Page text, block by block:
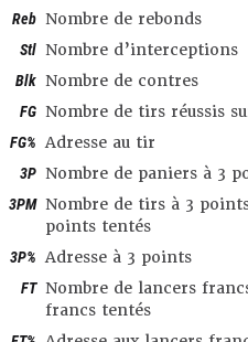
Reb Nombre de rebonds
Stl Nombre d’interceptions
Blk Nombre de contres
FG Nombre de tirs réussis
FG% Adresse au tir
3P Nombre de paniers à 3
3PM Nombre de tirs à 3
points tentés
3P% Adresse à 3 points
FT Nombre de lancers
francs tentés